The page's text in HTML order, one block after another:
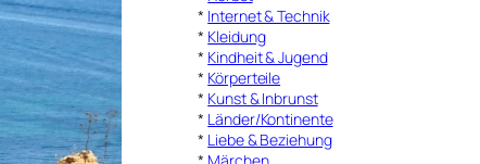
* Internet & Technik
* Kleidung
* Kindheit & Jugend
* Körperteile
* Kunst & Inbrunst
* Länder/Kontinente
* Liebe & Beziehung